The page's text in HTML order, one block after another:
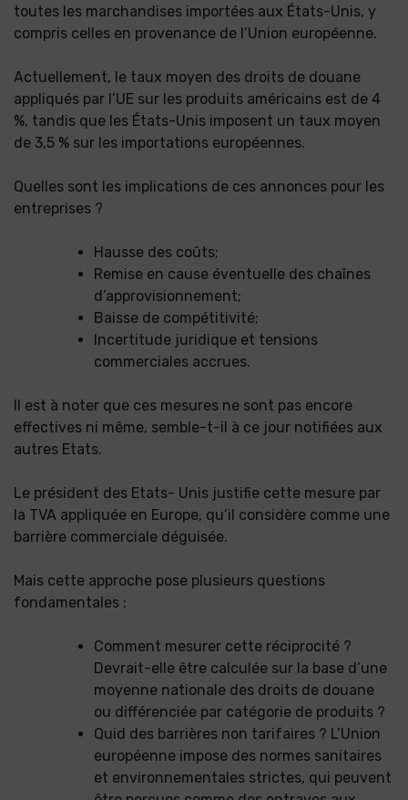
toutes les marchandises importées aux États-Unis, y
compris celles en provenance de l’Union européenne.
Actuellement, le taux moyen des droits de douane
appliqués par l’UE sur les produits américains est de 4
%, tandis que les États-Unis imposent un taux moyen
de 3,5 % sur les importations européennes.
Quelles sont les implications de ces annonces pour les
entreprises ?
Hausse des coûts;
Remise en cause éventuelle des chaînes
d’approvisionnement;
Baisse de compétitivité;
Incertitude juridique et tensions
commerciales accrues.
Il est à noter que ces mesures ne sont pas encore
effectives ni même, semble-t-il à ce jour notifiées aux
autres Etats.
Le président des Etats- Unis justifie cette mesure par
la TVA appliquée en Europe, qu’il considère comme une
barrière commerciale déguisée.
Mais cette approche pose plusieurs questions
fondamentales :
Comment mesurer cette réciprocité ?
Devrait-elle être calculée sur la base d’une
moyenne nationale des droits de douane
ou différenciée par catégorie de produits ?
Quid des barrières non tarifaires ? L’Union
européenne impose des normes sanitaires
et environnementales strictes, qui peuvent